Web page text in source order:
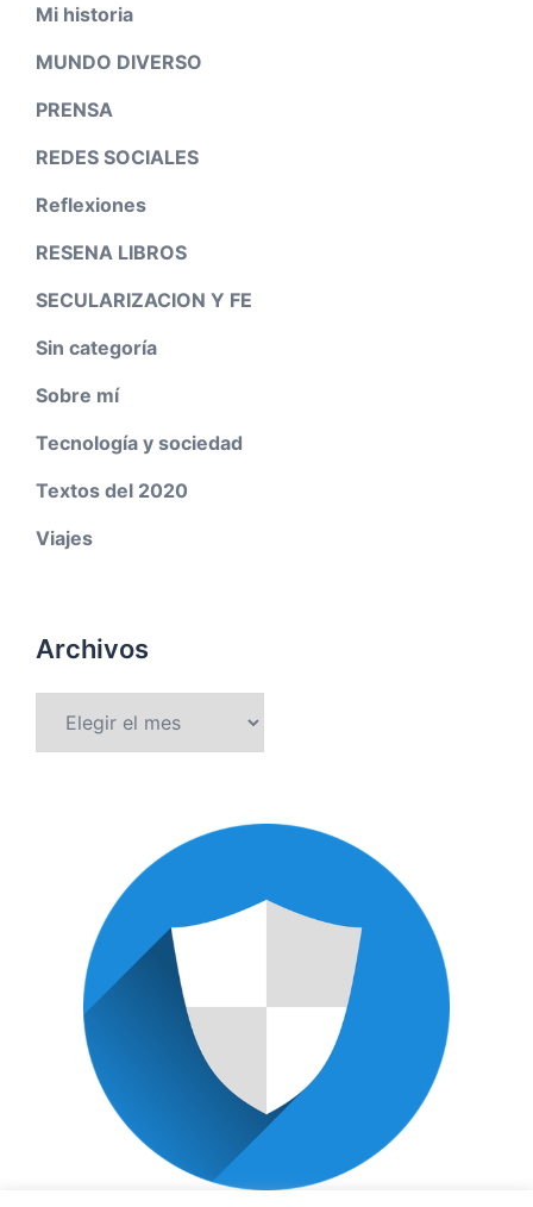
Mi historia
MUNDO DIVERSO
PRENSA
REDES SOCIALES
Reflexiones
RESENA LIBROS
SECULARIZACION Y FE
Sin categoría
Sobre mí
Tecnología y sociedad
Textos del 2020
Viajes
Archivos